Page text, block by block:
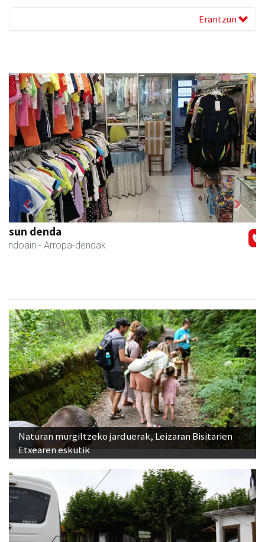
Erantzun
Keinu euskal jantziak
Andoain - Arropa-dendak
Previous Next
Naturan murgiltzeko jarduerak, Leizaran Bisitarien
Etxearen eskutik